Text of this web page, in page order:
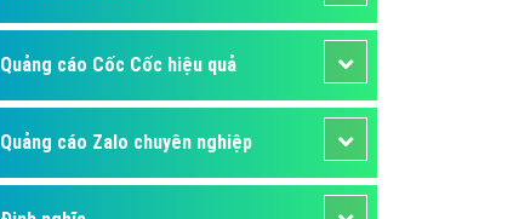
Quảng cáo Cốc Cốc hiệu quả
Quảng cáo Zalo chuyên nghiệp